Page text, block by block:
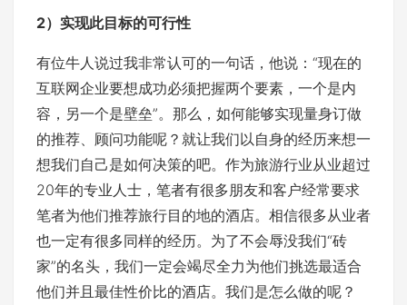
2）实现此目标的可行性
有位牛人说过我非常认可的一句话，他说：“现在的
互联网企业要想成功必须把握两个要素，一个是内
容，另一个是壁垒”。那么，如何能够实现量身订做
的推荐、顾问功能呢？就让我们以自身的经历来想一
想我们自己是如何决策的吧。作为旅游行业从业超过
20年的专业人士，笔者有很多朋友和客户经常要求
笔者为他们推荐旅行目的地的酒店。相信很多从业者
也一定有很多同样的经历。为了不会辱没我们“砖
家”的名头，我们一定会竭尽全力为他们挑选最适合
他们并且最佳性价比的酒店。我们是怎么做的呢？